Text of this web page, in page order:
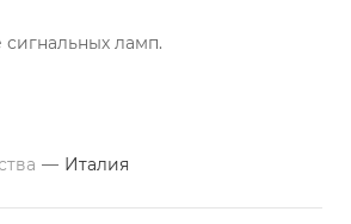
ламп.
— Италия